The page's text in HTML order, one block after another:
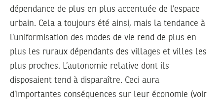
dépendance de plus en plus accentuée de l’espace
urbain. Cela a toujours été ainsi, mais la tendance à
l’uniformisation des modes de vie rend de plus en
plus les ruraux dépendants des villages et villes les
plus proches. L’autonomie relative dont ils
disposaient tend à disparaître. Ceci aura
d’importantes conséquences sur leur économie (voir